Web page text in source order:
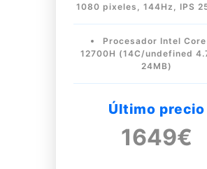
1080 pixeles, 144Hz, IPS
Procesador Intel
12700H (14C/undefined
24MB)
Último precio
1649€